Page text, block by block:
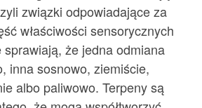
związki odpowiadające za
właściwości sensorycznych
sprawiają, że jedna odmiana
inna sosnowo, ziemiście,
albo paliwowo. Terpeny są